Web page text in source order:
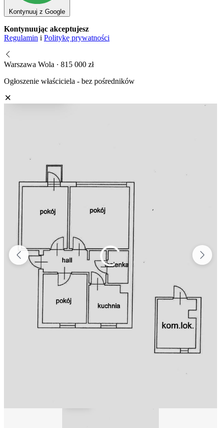
Kontynuuj z Google
Kontynuując akceptujesz
Regulamin i Politykę prywatności
Warszawa Wola · 815 000 zł
Ogłoszenie właściciela - bez pośredników